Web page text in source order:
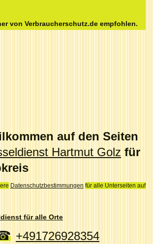
von Verbraucherschutz.de empfohlen.
auf den Seiten
Hartmut Golz für
Datenschutzbestimmungen für alle Unterseiten auf
für alle Orte
+491726928354